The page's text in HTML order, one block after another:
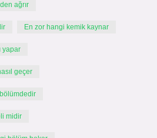
ağrır
En zor hangi kemik kaynar
yapar
geçer
midir